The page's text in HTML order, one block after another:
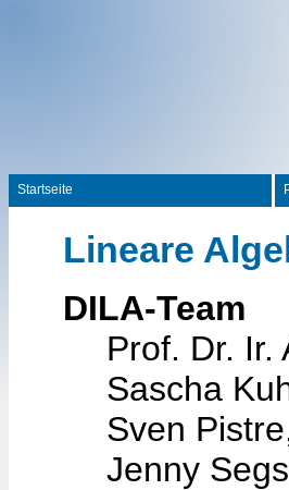
Startseite
Lineare
DILA-Team
Prof. Dr. Ir.
Sascha
Sven
Jenny